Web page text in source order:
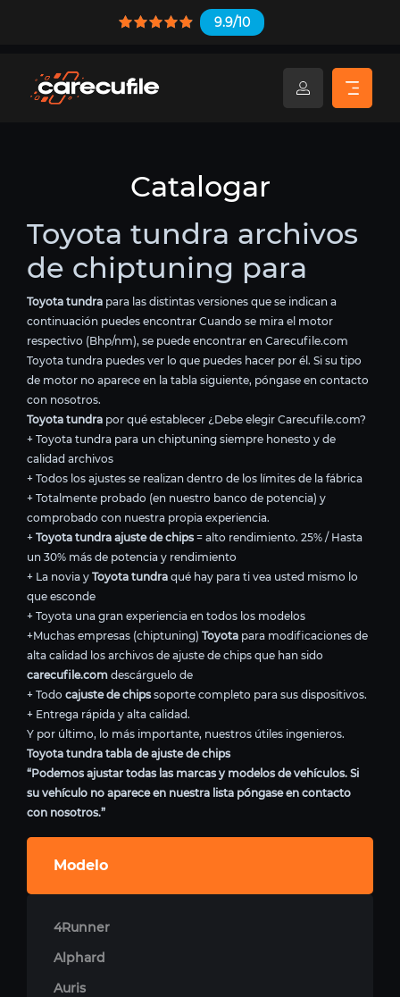
9.9/10
Catalogar
Toyota tundra archivos
de chiptuning para
Toyota tundra para las distintas versiones que se indican a
continuación puedes encontrar Cuando se mira el motor
respectivo (Bhp/nm), se puede encontrar en Carecufile.com
Toyota tundra puedes ver lo que puedes hacer por él. Si su tipo
de motor no aparece en la tabla siguiente, póngase en contacto
con nosotros.
Toyota tundra por qué establecer ¿Debe elegir Carecufile.com?
+ Toyota tundra para un chiptuning siempre honesto y de
calidad archivos
+ Todos los ajustes se realizan dentro de los límites de la fábrica
+ Totalmente probado (en nuestro banco de potencia) y
comprobado con nuestra propia experiencia.
+ Toyota tundra ajuste de chips = alto rendimiento. 25% / Hasta
un 30% más de potencia y rendimiento
+ La novia y Toyota tundra qué hay para ti vea usted mismo lo
que esconde
+ Toyota una gran experiencia en todos los modelos
+Muchas empresas (chiptuning) Toyota para modificaciones de
alta calidad los archivos de ajuste de chips que han sido
carecufile.com descárguelo de
+ Todo cajuste de chips soporte completo para sus dispositivos.
+ Entrega rápida y alta calidad.
Y por último, lo más importante, nuestros útiles ingenieros.
Toyota tundra tabla de ajuste de chips
“Podemos ajustar todas las marcas y modelos de vehículos. Si
su vehículo no aparece en nuestra lista póngase en contacto
con nosotros.”
Modelo
4Runner
Alphard
Auris